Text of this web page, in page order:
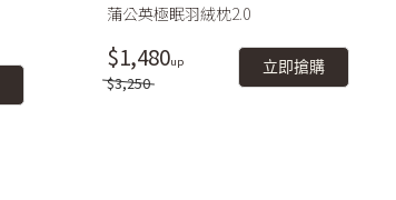
蒲公英極眠羽絨枕2.0
$1,480
$3,250
立即搶購